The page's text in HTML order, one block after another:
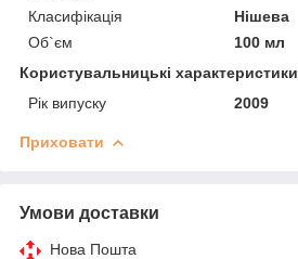
Класифікація
Нішева
Об`єм
100 мл
Користувальницькі характеристики
Рік випуску
2009
Приховати
Умови доставки
Нова Пошта